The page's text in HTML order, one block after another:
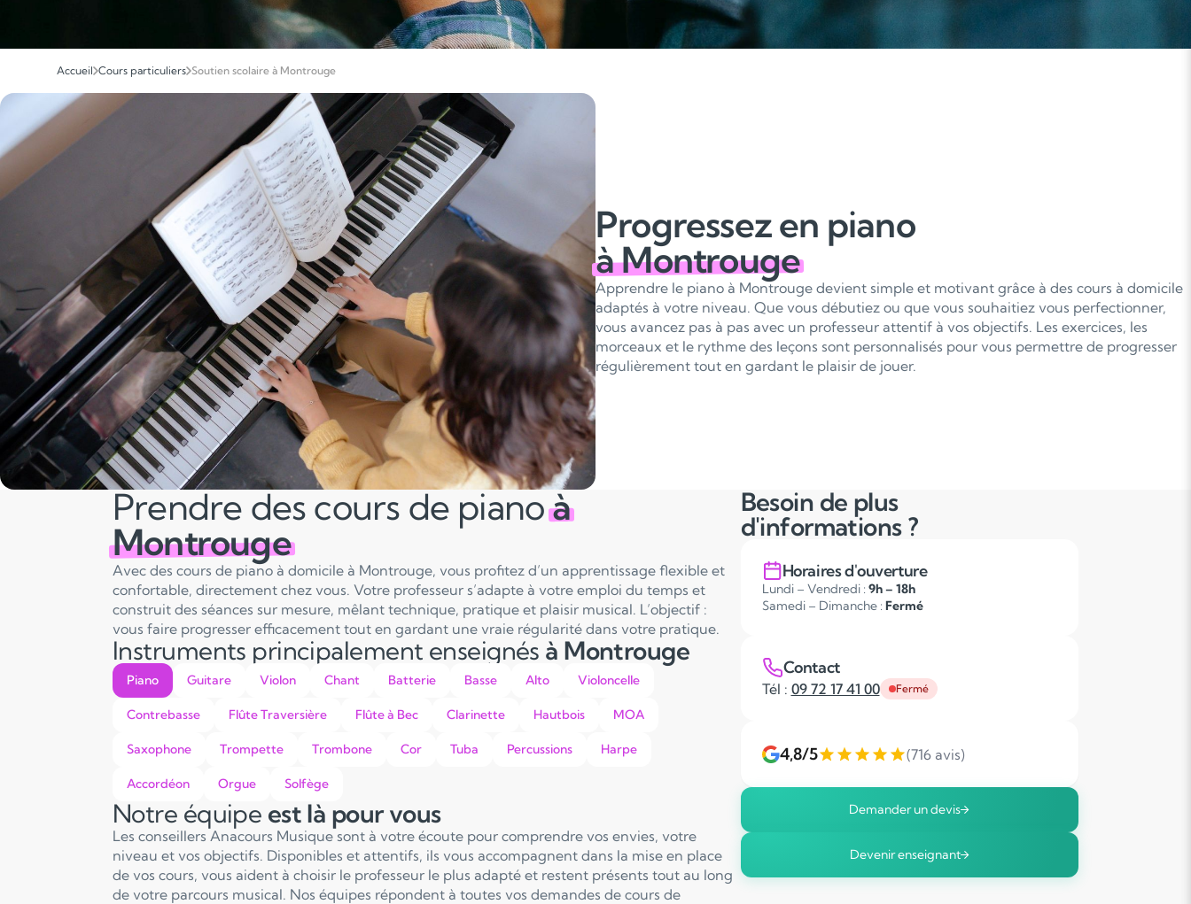
Accueil Cours particuliers Soutien scolaire à Montrouge
Progressez en piano
à Montrouge
Apprendre le piano à Montrouge devient simple et motivant grâce à des cours à domicile
adaptés à votre niveau. Que vous débutiez ou que vous souhaitiez vous perfectionner,
vous avancez pas à pas avec un professeur attentif à vos objectifs. Les exercices, les
morceaux et le rythme des leçons sont personnalisés pour vous permettre de progresser
régulièrement tout en gardant le plaisir de jouer.
Prendre des cours de pianoà
Montrouge
Avec des cours de piano à domicile à Montrouge, vous profitez d’un apprentissage flexible et
confortable, directement chez vous. Votre professeur s’adapte à votre emploi du temps et
construit des séances sur mesure, mêlant technique, pratique et plaisir musical. L’objectif :
vous faire progresser efficacement tout en gardant une vraie régularité dans votre pratique.
Instruments principalement enseignés à Montrouge
Piano Guitare Violon Chant Batterie Basse Alto Violoncelle
Contrebasse Flûte Traversière Flûte à Bec Clarinette Hautbois MOA
Saxophone Trompette Trombone Cor Tuba Percussions Harpe
Accordéon Orgue Solfège
Notre équipe est là pour vous
Les conseillers Anacours Musique sont à votre écoute pour comprendre vos envies, votre
niveau et vos objectifs. Disponibles et attentifs, ils vous accompagnent dans la mise en place
de vos cours, vous aident à choisir le professeur le plus adapté et restent présents tout au long
de votre parcours musical. Nos équipes répondent à toutes vos demandes de cours de
Besoin de plus
d'informations ?
Horaires d'ouverture
Lundi – Vendredi : 9h – 18h
Samedi – Dimanche : Fermé
Contact
Tél : 09 72 17 41 00 Fermé
4,8/5 (716 avis)
Demander un devis
Devenir enseignant